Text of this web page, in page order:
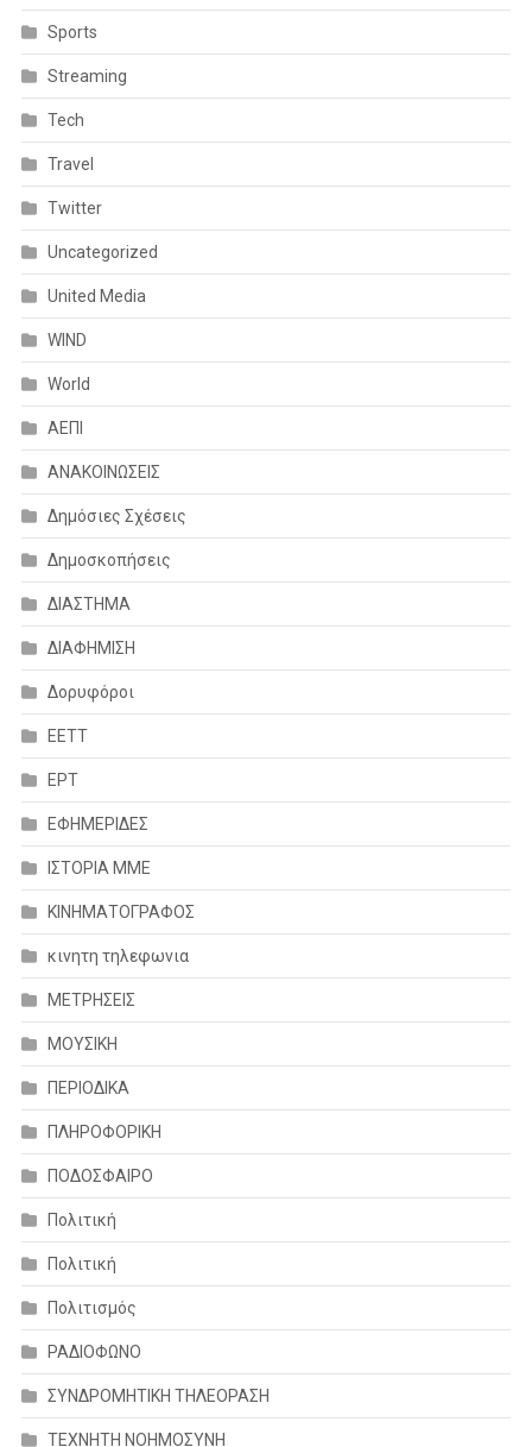
Sports
Streaming
Tech
Travel
Twitter
Uncategorized
United Media
WIND
World
ΑΕΠΙ
ΑΝΑΚΟΙΝΩΣΕΙΣ
Δημόσιες Σχέσεις
Δημοσκοπήσεις
ΔΙΑΣΤΗΜΑ
ΔΙΑΦΗΜΙΣΗ
Δορυφόροι
ΕΕΤΤ
ΕΡΤ
ΕΦΗΜΕΡΙΔΕΣ
ΙΣΤΟΡΙΑ ΜΜΕ
ΚΙΝΗΜΑΤΟΓΡΑΦΟΣ
κινητη τηλεφωνια
ΜΕΤΡΗΣΕΙΣ
ΜΟΥΣΙΚΗ
ΠΕΡΙΟΔΙΚΑ
ΠΛΗΡΟΦΟΡΙΚΗ
ΠΟΔΟΣΦΑΙΡΟ
Πολιτική
Πολιτική
Πολιτισμός
ΡΑΔΙΟΦΩΝΟ
ΣΥΝΔΡΟΜΗΤΙΚΗ ΤΗΛΕΟΡΑΣΗ
ΤΕΧΝΗΤΗ ΝΟΗΜΟΣΥΝΗ